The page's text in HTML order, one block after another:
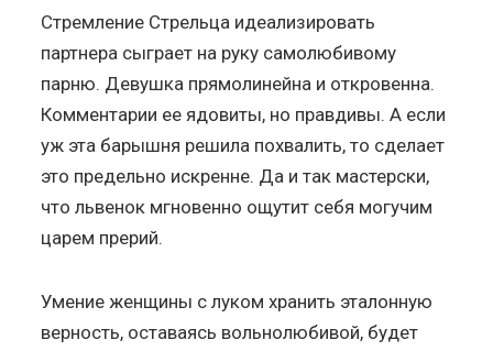
Стремление Стрельца идеализировать
партнера сыграет на руку самолюбивому
парню. Девушка прямолинейна и откровенна.
Комментарии ее ядовиты, но правдивы. А если
уж эта барышня решила похвалить, то сделает
это предельно искренне. Да и так мастерски,
что львенок мгновенно ощутит себя могучим
царем прерий.
Умение женщины с луком хранить эталонную
верность, оставаясь вольнолюбивой, будет